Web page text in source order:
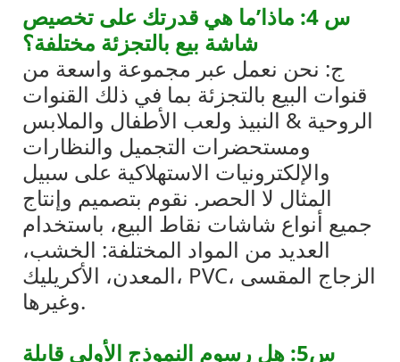
س 4: ماذا’ما هي قدرتك على تخصيص
شاشة بيع بالتجزئة مختلفة؟
ج: نحن نعمل عبر مجموعة واسعة من
قنوات البيع بالتجزئة بما في ذلك القنوات
الروحية & النبيذ ولعب الأطفال والملابس
ومستحضرات التجميل والنظارات
والإلكترونيات الاستهلاكية على سبيل
المثال لا الحصر. نقوم بتصميم وإنتاج
جميع أنواع شاشات نقاط البيع، باستخدام
العديد من المواد المختلفة: الخشب،
المعدن، الأكريليك، PVC، الزجاج المقسى
وغيرها.
س5: هل رسوم النموذج الأولي قابلة